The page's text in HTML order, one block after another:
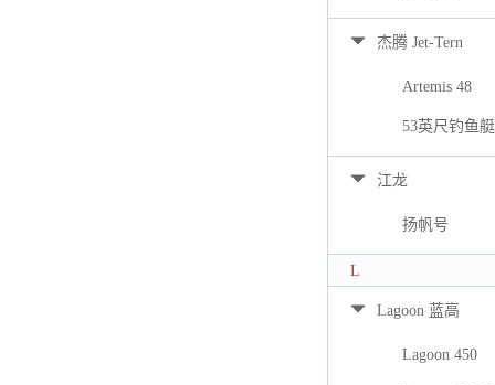
杰腾 Jet-Tern
Artemis 48
53英尺钓鱼艇
江龙
扬帆号
L
Lagoon 蓝高
Lagoon 450